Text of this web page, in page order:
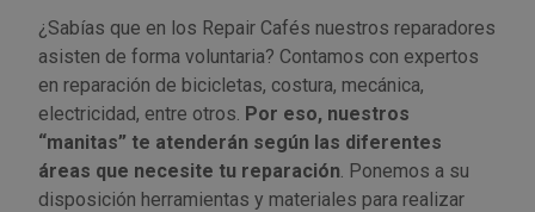
¿Sabías que en los Repair Cafés nuestros reparadores
asisten de forma voluntaria? Contamos con expertos
en reparación de bicicletas, costura, mecánica,
electricidad, entre otros. Por eso, nuestros
“manitas” te atenderán según las diferentes
áreas que necesite tu reparación. Ponemos a su
disposición herramientas y materiales para realizar